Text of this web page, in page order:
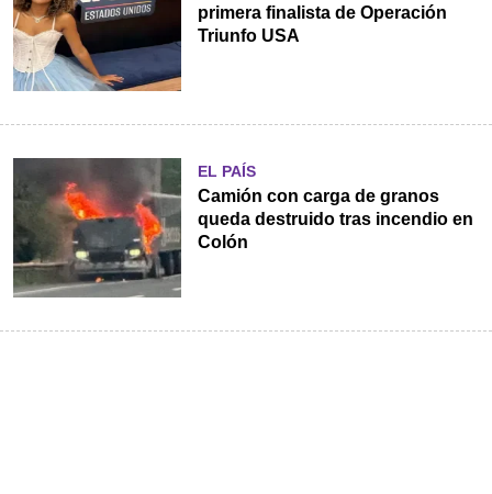
primera finalista de Operación
Triunfo USA
EL PAÍS
Camión con carga de granos
queda destruido tras incendio en
Colón